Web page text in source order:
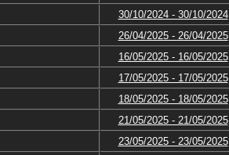
30/10/2024 - 30/10/2024
26/04/2025 - 26/04/2025
16/05/2025 - 16/05/2025
17/05/2025 - 17/05/2025
18/05/2025 - 18/05/2025
21/05/2025 - 21/05/2025
23/05/2025 - 23/05/2025